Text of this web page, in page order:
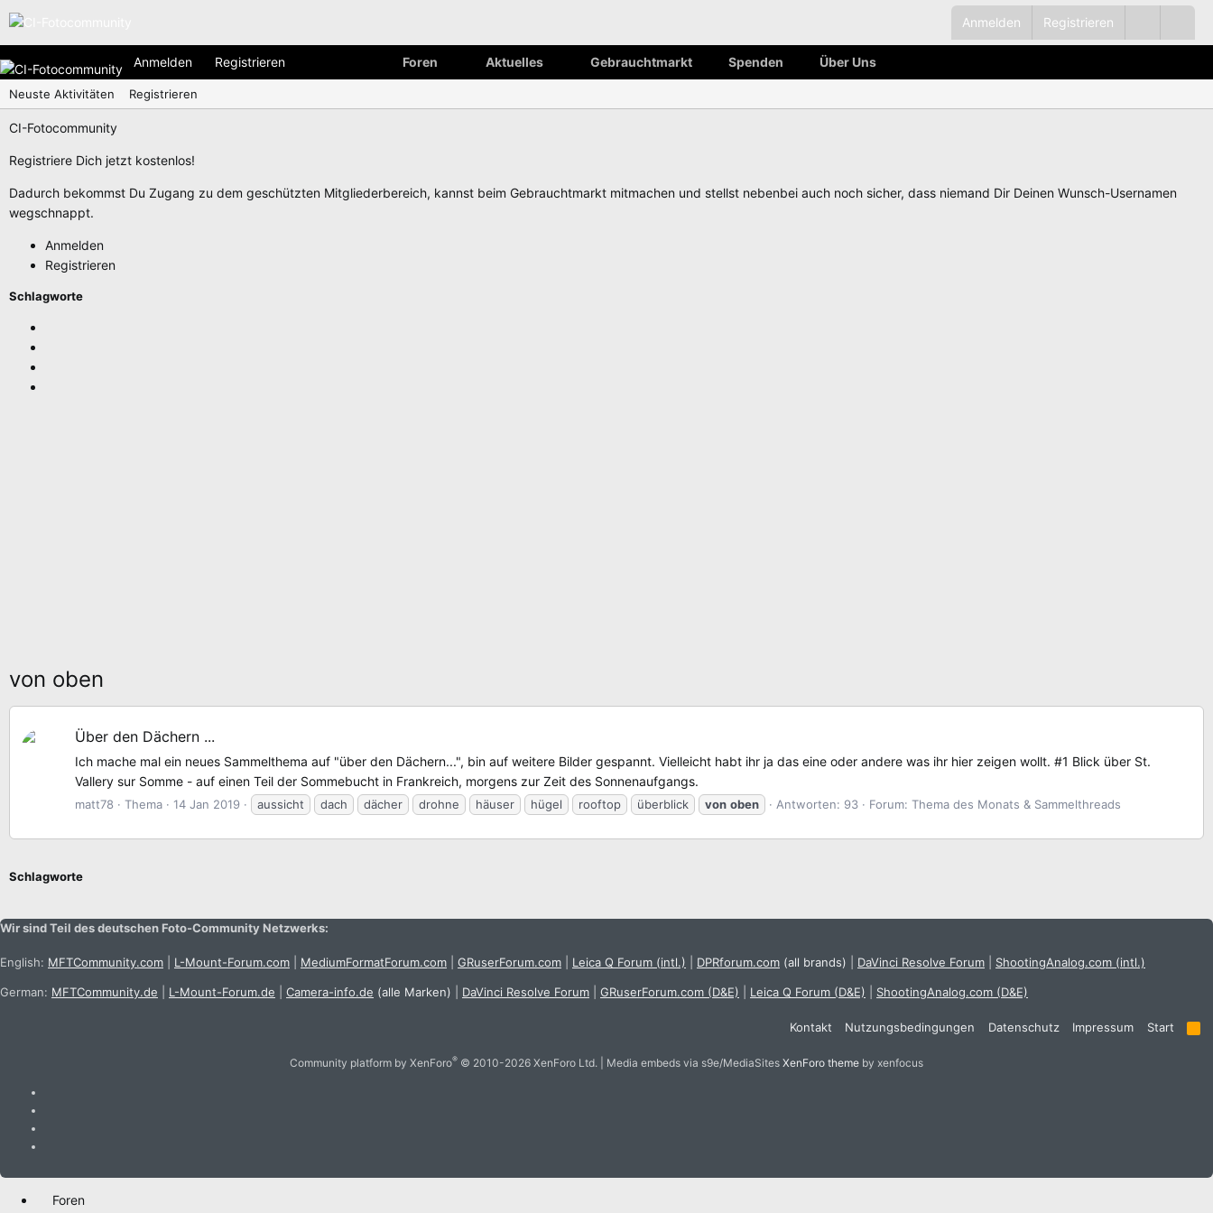
Anmelden Registrieren
Anmelden Registrieren Foren Aktuelles Gebrauchtmarkt Spenden Über Uns
Neuste Aktivitäten Registrieren
CI-Fotocommunity
Registriere Dich jetzt kostenlos!
Dadurch bekommst Du Zugang zu dem geschützten Mitgliederbereich, kannst beim Gebrauchtmarkt mitmachen und stellst nebenbei auch noch sicher, dass niemand Dir Deinen Wunsch-Usernamen
wegschnappt.
Anmelden
Registrieren
Schlagworte
von oben
Über den Dächern ...
Ich mache mal ein neues Sammelthema auf "über den Dächern...", bin auf weitere Bilder gespannt. Vielleicht habt ihr ja das eine oder andere was ihr hier zeigen wollt. #1 Blick über St.
Vallery sur Somme - auf einen Teil der Sommebucht in Frankreich, morgens zur Zeit des Sonnenaufgangs.
matt78 Thema 14 Jan 2019 aussicht dach dächer drohne häuser hügel rooftop überblick von oben Antworten: 93 Forum: Thema des Monats & Sammelthreads
Schlagworte
Wir sind Teil des deutschen Foto-Community Netzwerks:
English: MFTCommunity.com L-Mount-Forum.com MediumFormatForum.com GRuserForum.com Leica Q Forum (intl.) DPRforum.com (all brands) DaVinci Resolve Forum ShootingAnalog.com (intl.)
German: MFTCommunity.de L-Mount-Forum.de Camera-info.de (alle Marken) DaVinci Resolve Forum GRuserForum.com (D&E) Leica Q Forum (D&E) ShootingAnalog.com (D&E)
Kontakt Nutzungsbedingungen Datenschutz Impressum Start
R
S
Community platform by XenForo® © 2010-2026 XenForo Ltd. Media embeds via s9e/MediaSites XenForo theme by xenfocus
Foren